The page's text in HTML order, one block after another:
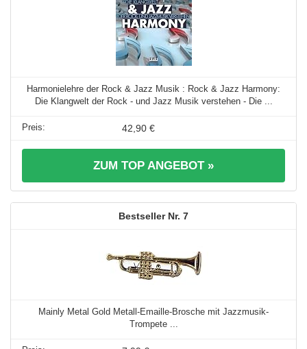
Harmonielehre der Rock & Jazz Musik : Rock & Jazz Harmony:
Die Klangwelt der Rock - und Jazz Musik verstehen - Die ...
42,90 €
ZUM TOP ANGEBOT »
7
Mainly Metal Gold Metall-Emaille-Brosche mit Jazzmusik-
Trompete ...